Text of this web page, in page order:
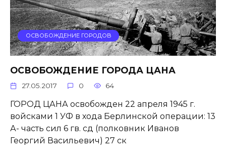
ОСВОБОЖДЕНИЕ ГОРОДОВ
ОСВОБОЖДЕНИЕ ГОРОДА ЦАНА
27.05.2017 0 64
ГОРОД ЦАНА освобожден 22 апреля 1945 г.
войсками 1 УФ в хода Берлинской операции: 13
А- часть сил 6 гв. сд (полковник Иванов
Георгий Васильевич) 27 ск